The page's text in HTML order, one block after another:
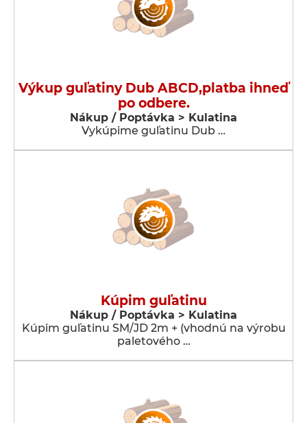
Výkup guľatiny Dub ABCD,platba ihneď
po odbere.
Nákup / Poptávka > Kulatina
Vykúpime guľatinu Dub …
Kúpim guľatinu
Nákup / Poptávka > Kulatina
Kúpim guľatinu SM/JD 2m + (vhodnú na výrobu
paletového …